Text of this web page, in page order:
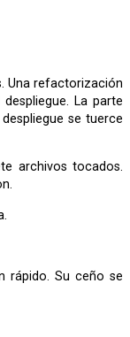
La parte
se tuerce